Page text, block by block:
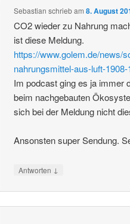
Sebastian schriebam8. August
CO2 wieder zu Nahrung
ist diese Meldung.
https://www.golem.de/news/
nahrungsmittel-aus-luft-
Im podcast ging es ja immer
beim nachgebauten
sich bei der Meldung nicht
Ansonsten super Sendung.
Antworten ↓